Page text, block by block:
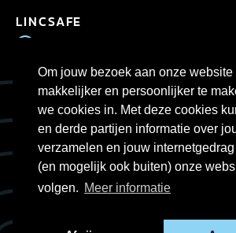
Om jouw bezoek aan onze website
makkelijker en persoonlijker te
we cookies in. Met deze cookies
en derde partijen informatie over
verzamelen en jouw
(en mogelijk ook buiten) onze
volgen. Meer informatie
LINCSAFE
NL.info.lincsafe@cennox.com
ROUTE BESCHRIJVING
Powered by Cennox